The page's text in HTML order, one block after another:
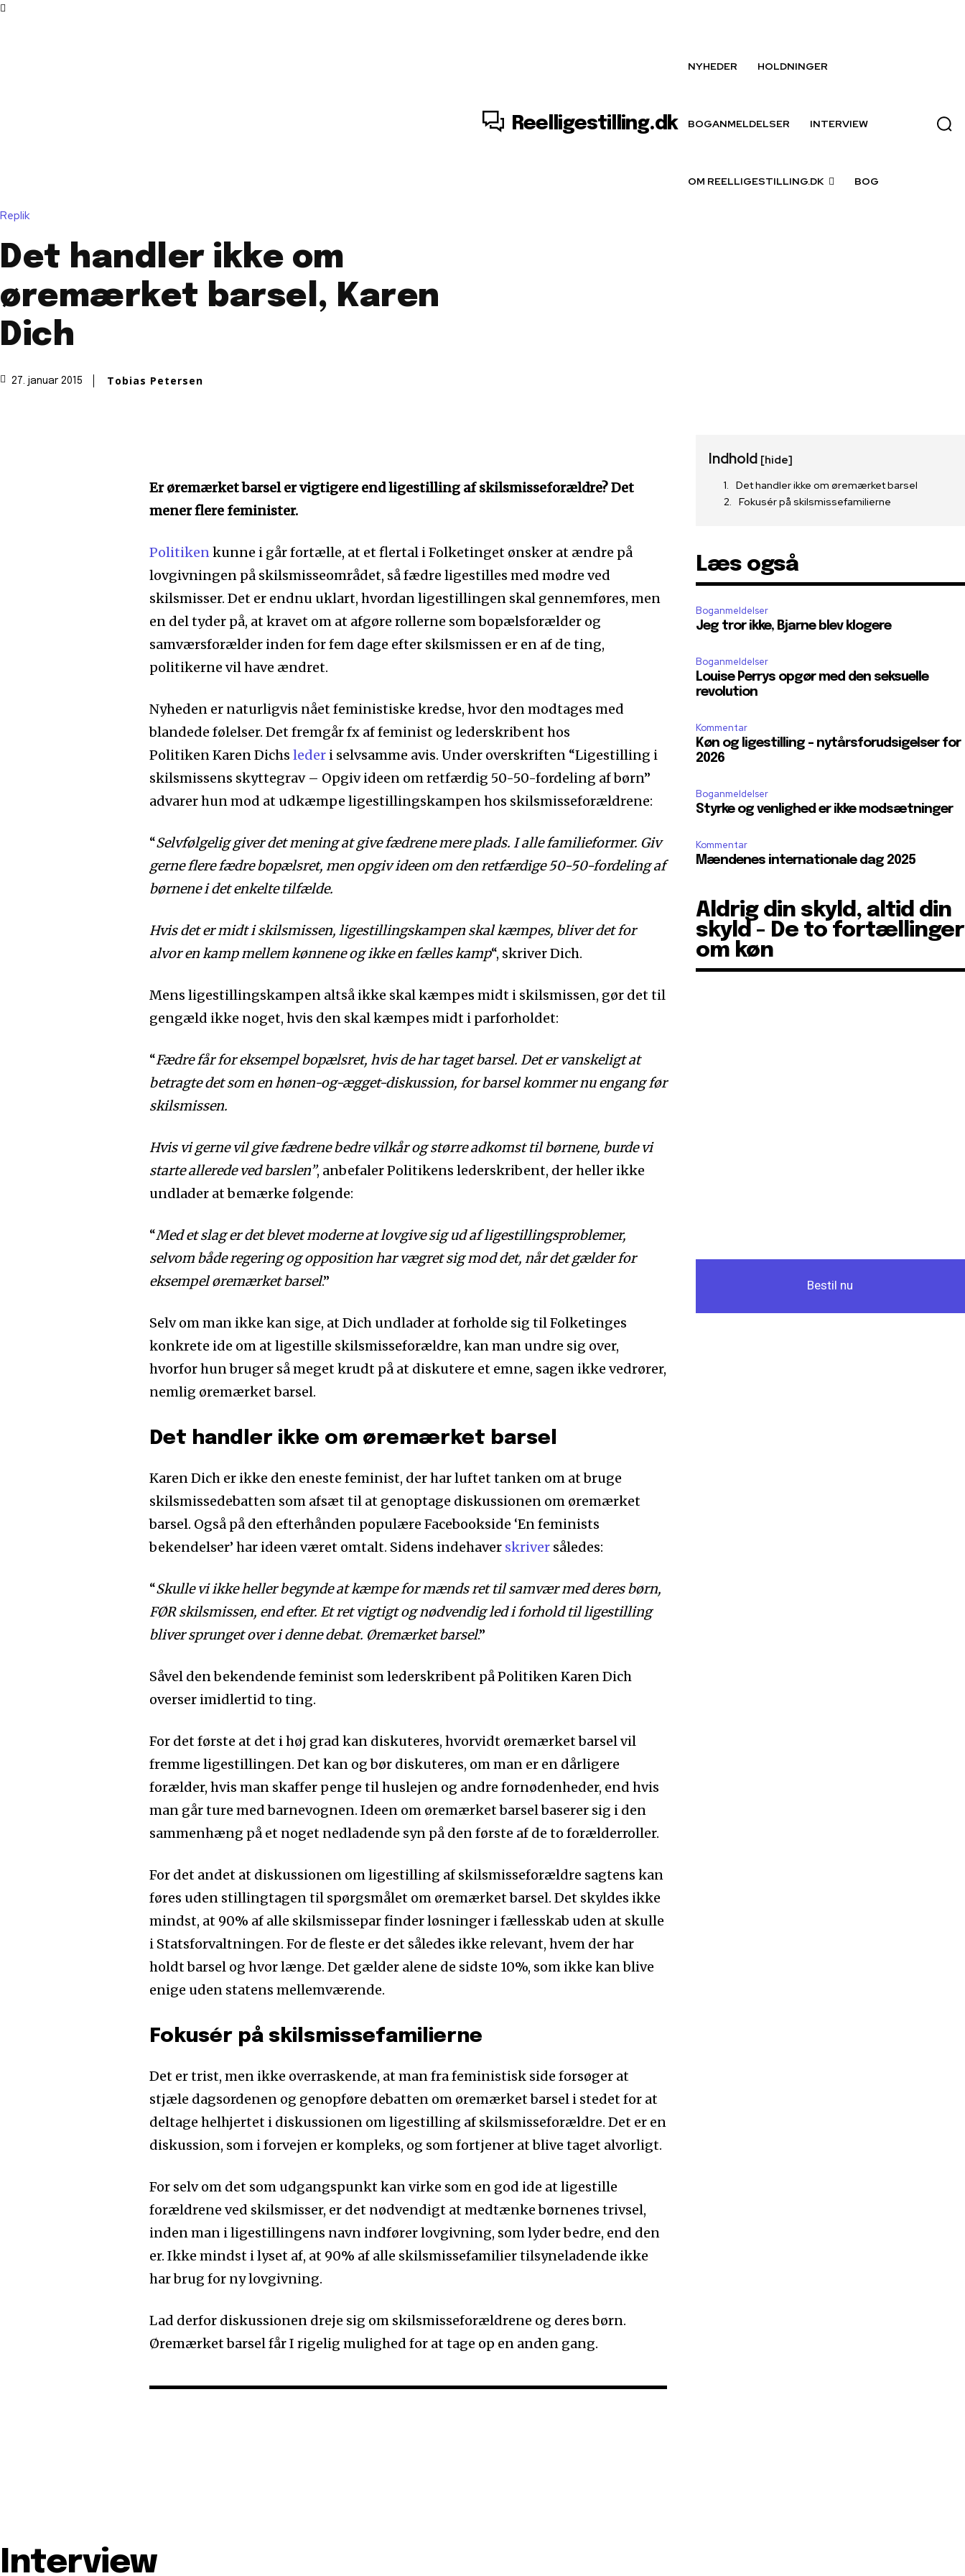
Reelligestilling.dk
NYHEDER HOLDNINGER
BOGANMELDELSER INTERVIEW
OM REELLIGESTILLING.DK BOG
Replik
Det handler ikke om
øremærket barsel, Karen
Dich
27. januar 2015 Tobias Petersen
Er øremærket barsel er vigtigere end ligestilling af skilsmisseforældre? Det
mener flere feminister.
Politikenkunne i går fortælle, at et flertal i Folketinget ønsker at ændre på
lovgivningen på skilsmisseområdet, så fædre ligestilles med mødre ved
skilsmisser. Det er endnu uklart, hvordan ligestillingen skal gennemføres, men
en del tyder på, at kravet om at afgøre rollerne som bopælsforælder og
samværsforælder inden for fem dage efter skilsmissen er en af de ting,
politikerne vil have ændret.
Nyheden er naturligvis nået feministiske kredse, hvor den modtages med
blandede følelser. Det fremgår fx af feminist og lederskribent hos
Politiken Karen Dichs lederi selvsamme avis. Under overskriften “Ligestilling i
skilsmissens skyttegrav – Opgiv ideen om retfærdig 50-50-fordeling af børn”
advarer hun mod at udkæmpe ligestillingskampen hos skilsmisseforældrene:
“Selvfølgelig giver det mening at give fædrene mere plads. I alle familieformer. Giv
gerne flere fædre bopælsret, men opgiv ideen om den retfærdige 50-50-fordeling af
børnene i det enkelte tilfælde.
Hvis det er midt i skilsmissen, ligestillingskampen skal kæmpes, bliver det for
alvor en kamp mellem kønnene og ikke en fælles kamp“, skriver Dich.
Mens ligestillingskampen altså ikke skal kæmpes midt i skilsmissen, gør det til
gengæld ikke noget, hvis den skal kæmpes midt i parforholdet:
“Fædre får for eksempel bopælsret, hvis de har taget barsel. Det er vanskeligt at
betragte det som en hønen-og-ægget-diskussion, for barsel kommer nu engang før
skilsmissen.
Hvis vi gerne vil give fædrene bedre vilkår og større adkomst til børnene, burde vi
starte allerede ved barslen”, anbefaler Politikens lederskribent, der heller ikke
undlader at bemærke følgende:
“Med et slag er det blevet moderne at lovgive sig ud af ligestillingsproblemer,
selvom både regering og opposition har vægret sig mod det, når det gælder for
eksempel øremærket barsel.”
Selv om man ikke kan sige, at Dich undlader at forholde sig til Folketinges
konkrete ide om at ligestille skilsmisseforældre, kan man undre sig over,
hvorfor hun bruger så meget krudt på at diskutere et emne, sagen ikke vedrører,
nemlig øremærket barsel.
Det handler ikke om øremærket barsel
Karen Dich er ikke den eneste feminist, der har luftet tanken om at bruge
skilsmissedebatten som afsæt til at genoptage diskussionen om øremærket
barsel. Også på den efterhånden populære Facebookside ‘En feminists
bekendelser’ har ideen været omtalt. Sidens indehaver skriversåledes:
“Skulle vi ikke heller begynde at kæmpe for mænds ret til samvær med deres børn,
FØR skilsmissen, end efter. Et ret vigtigt og nødvendig led i forhold til ligestilling
bliver sprunget over i denne debat. Øremærket barsel.”
Såvel den bekendende feminist som lederskribent på Politiken Karen Dich
overser imidlertid to ting.
For det første at det i høj grad kan diskuteres, hvorvidt øremærket barsel vil
fremme ligestillingen. Det kan og bør diskuteres, om man er en dårligere
forælder, hvis man skaffer penge til huslejen og andre fornødenheder, end hvis
man går ture med barnevognen. Ideen om øremærket barsel baserer sig i den
sammenhæng på et noget nedladende syn på den første af de to forælderroller.
For det andet at diskussionen om ligestilling af skilsmisseforældre sagtens kan
føres uden stillingtagen til spørgsmålet om øremærket barsel. Det skyldes ikke
mindst, at 90% af alle skilsmissepar finder løsninger i fællesskab uden at skulle
i Statsforvaltningen. For de fleste er det således ikke relevant, hvem der har
holdt barsel og hvor længe. Det gælder alene de sidste 10%, som ikke kan blive
enige uden statens mellemværende.
Fokusér på skilsmissefamilierne
Det er trist, men ikke overraskende, at man fra feministisk side forsøger at
stjæle dagsordenen og genopføre debatten om øremærket barsel i stedet for at
deltage helhjertet i diskussionen om ligestilling af skilsmisseforældre. Det er en
diskussion, som i forvejen er kompleks, og som fortjener at blive taget alvorligt.
For selv om det som udgangspunkt kan virke som en god ide at ligestille
forældrene ved skilsmisser, er det nødvendigt at medtænke børnenes trivsel,
inden man i ligestillingens navn indfører lovgivning, som lyder bedre, end den
er. Ikke mindst i lyset af, at 90% af alle skilsmissefamilier tilsyneladende ikke
har brug for ny lovgivning.
Lad derfor diskussionen dreje sig om skilsmisseforældrene og deres børn.
Øremærket barsel får I rigelig mulighed for at tage op en anden gang.
Indhold [hide]
Det handler ikke om øremærket barsel
Fokusér på skilsmissefamilierne
Læs også
Boganmeldelser
Jeg tror ikke, Bjarne blev klogere
Boganmeldelser
Louise Perrys opgør med den seksuelle
revolution
Kommentar
Køn og ligestilling – nytårsforudsigelser for
2026
Boganmeldelser
Styrke og venlighed er ikke modsætninger
Kommentar
Mændenes internationale dag 2025
Aldrig din skyld, altid din
skyld - De to fortællinger
om køn
Bestil nu
Interview